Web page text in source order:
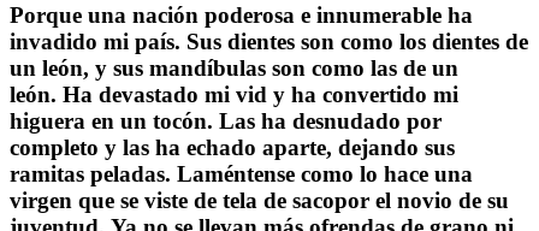
Porque una nación poderosa e innumerable ha
invadido mi país. Sus dientes son como los dientes de
un león, y sus mandíbulas son como las de un
león. Ha devastado mi vid y ha convertido mi
higuera en un tocón. Las ha desnudado por
completo y las ha echado aparte, dejando sus
ramitas peladas. Laméntense como lo hace una
virgen que se viste de tela de sacopor el novio de su